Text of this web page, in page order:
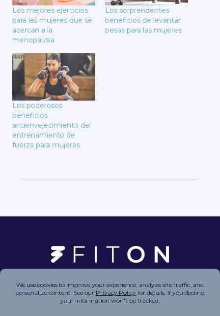
Los mejores ejercicios
para las mujeres que se
acercan a la
menopausia
Los sorprendentes
beneficios de levantar
pesas para las mujeres
Los poderosos
beneficios
antienvejecimiento del
entrenamiento de
fuerza para mujeres